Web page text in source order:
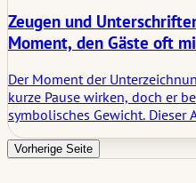
Zeugen und
Moment, den Gäste oft
Der Moment der
kurze Pause wirken, doch er
symbolisches Gewicht. Dieser
Dokumentenanforderungen,
dem Ablauf der Zeremonie
Vorherige Seite